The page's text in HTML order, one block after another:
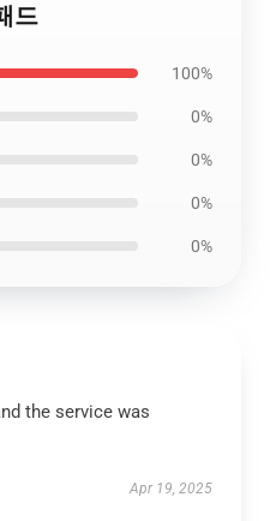
드
100%
0%
0%
0%
0%
the service was
Apr 19, 2025